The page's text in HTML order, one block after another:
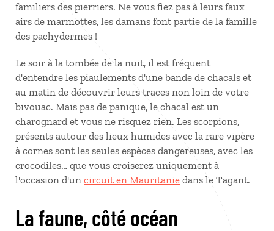
familiers des pierriers. Ne vous fiez pas à leurs faux
airs de marmottes, les damans font partie de la famille
des pachydermes !
Le soir à la tombée de la nuit, il est fréquent
d'entendre les piaulements d'une bande de chacals et
au matin de découvrir leurs traces non loin de votre
bivouac. Mais pas de panique, le chacal est un
charognard et vous ne risquez rien. Les scorpions,
présents autour des lieux humides avec la rare vipère
à cornes sont les seules espèces dangereuses, avec les
crocodiles… que vous croiserez uniquement à
l'occasion d'un circuit en Mauritanie dans le Tagant.
La faune, côté océan